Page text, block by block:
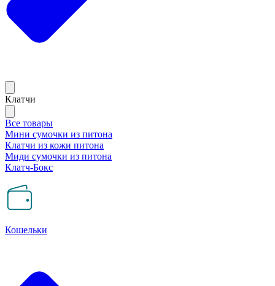
Клатчи
Все товары
Мини сумочки из питона
Клатчи из кожи питона
Миди сумочки из питона
Клатч-Бокс
Кошельки